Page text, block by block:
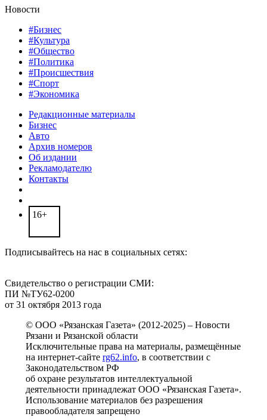
Новости
#Бизнес
#Культура
#Общество
#Политика
#Происшествия
#Спорт
#Экономика
Редакционные материалы
Бизнес
Авто
Архив номеров
Об издании
Рекламодателю
Контакты
16+
Подписывайтесь на нас в социальных сетях:
Свидетельство о регистрации СМИ:
ПИ №ТУ62-0200
от 31 октября 2013 года
© ООО «Рязанская Газета» (2012-2025) – Новости
Рязани и Рязанской области
Исключительные права на материалы, размещённые
на интернет-сайте rg62.info, в соответствии с
Законодательством РФ
об охране результатов интеллектуальной
деятельности принадлежат ООО «Рязанская Газета».
Использование материалов без разрешения
правообладателя запрещено